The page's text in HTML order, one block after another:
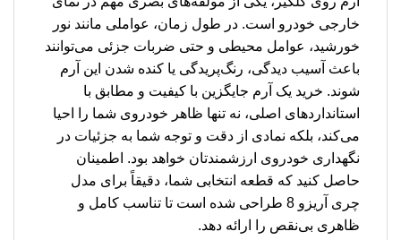
خارجی خودرو است. در طول زمان، عواملی مانند نور
خورشید، عوامل محیطی و حتی ضربات جزئی می‌توانند
باعث آسیب دیدگی، رنگ‌پریدگی یا کنده شدن این آرم
شوند. خرید یک آرم جایگزین با کیفیت و مطابق با
استانداردهای اصلی، نه تنها ظاهر خودروی شما را احیا
می‌کند، بلکه نمادی از دقت و توجه شما به جزئیات در
نگهداری خودروی ارزشمندتان خواهد بود. اطمینان
حاصل کنید که قطعه انتخابی شما، دقیقاً برای مدل
چری آریزو 8 طراحی شده است تا تناسب کامل و
ظاهری بی‌نقص را ارائه دهد.